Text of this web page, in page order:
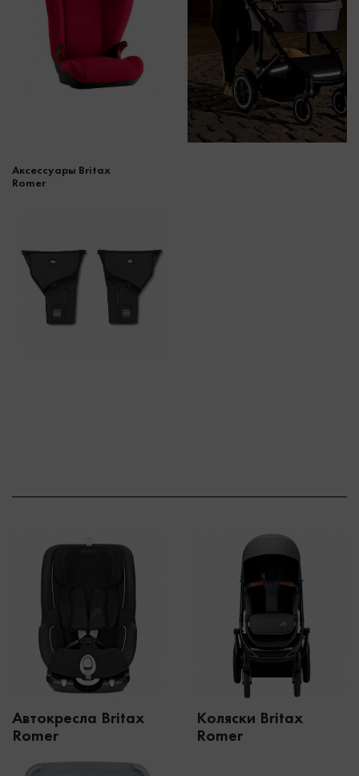
Аксессуары Britax
Romer
Автокресла Britax
Romer
Коляски Britax
Romer